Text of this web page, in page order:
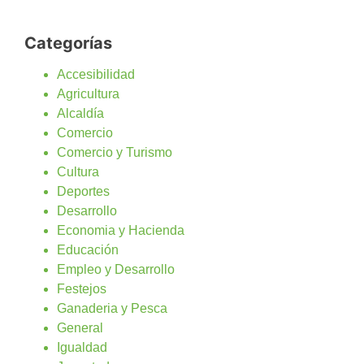
Categorías
Accesibilidad
Agricultura
Alcaldía
Comercio
Comercio y Turismo
Cultura
Deportes
Desarrollo
Economia y Hacienda
Educación
Empleo y Desarrollo
Festejos
Ganaderia y Pesca
General
Igualdad